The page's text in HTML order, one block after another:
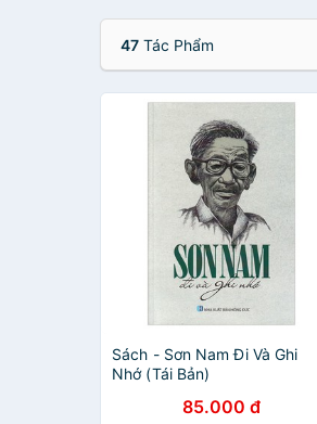
47 Tác Phẩm
Sách - Sơn Nam Đi Và Ghi
Nhớ (Tái Bản)
85.000 đ